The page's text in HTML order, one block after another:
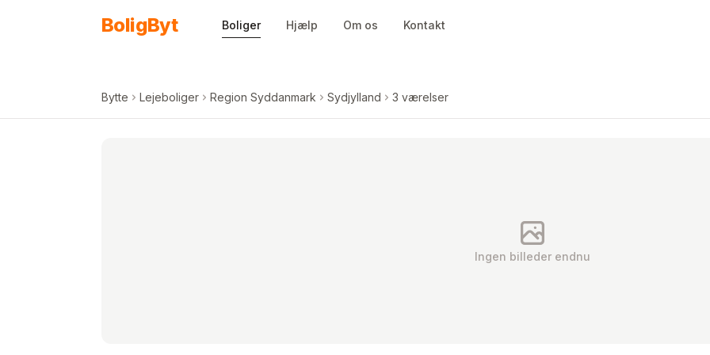
BoligByt Boliger Hjælp Om os Kontakt
Bytte Lejeboliger Region Syddanmark Sydjylland 3 værelser
Ingen billeder endnu